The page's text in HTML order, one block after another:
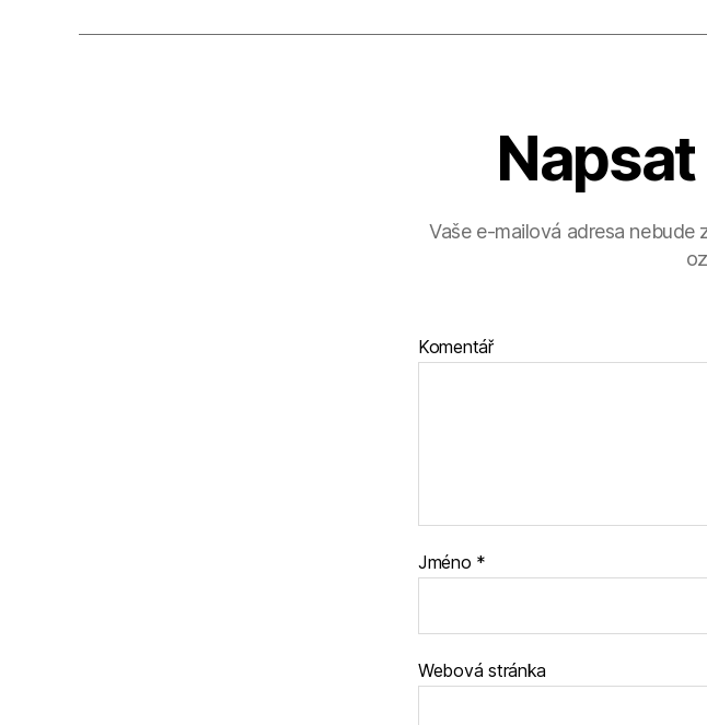
Vaše e-mailová adresa nebude
Komentář
Jméno *
Webová stránka